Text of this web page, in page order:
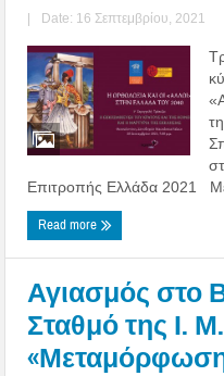
| Date: 16 Σεπτεμβρίου, 2021
Επιτροπής Ελλάδα 2021
Read more
Αγιασμός στο
Σταθμό της Ι.